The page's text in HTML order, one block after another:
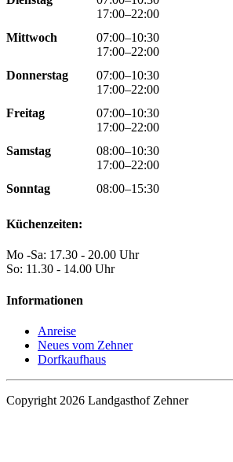
17:00–22:00
Mittwoch
07:00–10:30
17:00–22:00
Donnerstag
07:00–10:30
17:00–22:00
Freitag
07:00–10:30
17:00–22:00
Samstag
08:00–10:30
17:00–22:00
Sonntag
08:00–15:30
Küchenzeiten:
Mo -Sa: 17.30 - 20.00 Uhr
So: 11.30 - 14.00 Uhr
Informationen
Anreise
Neues vom Zehner
Dorfkaufhaus
Copyright 2026 Landgasthof Zehner